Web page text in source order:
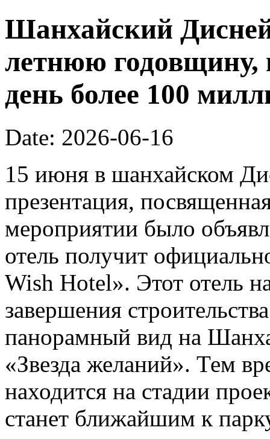
Шанхайский
летнюю годовщину,
день более 100
Date: 2026-06-16
15 июня в шанхайском
презентация,
мероприятии было
отель получит
Wish Hotel». Этот отель
завершения
панорамный вид на
«Звезда желаний». Тем
находится на стадии
станет ближайшим к